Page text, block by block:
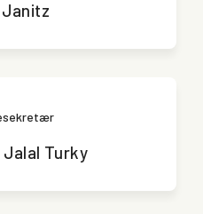
Jalal Turky